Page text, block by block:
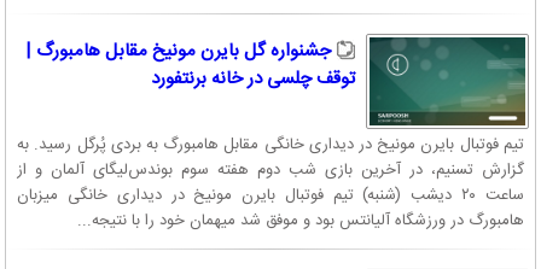
جشنواره گل بایرن مونیخ مقابل هامبورگ |
توقف چلسی در خانه برنتفورد
تیم فوتبال بایرن مونیخ در دیداری خانگی مقابل هامبورگ به بردی پُرگل رسید. به
گزارش تسنیم، در آخرین بازی شب دوم هفته سوم بوندس‌لیگای آلمان و از
ساعت ۲۰ دیشب (شنبه) تیم فوتبال بایرن مونیخ در دیداری خانگی میزبان
هامبورگ در ورزشگاه آلیانتس بود و موفق شد میهمان خود را با نتیجه...